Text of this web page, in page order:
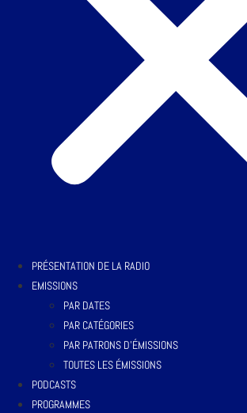
PRÉSENTATION DE LA RADIO
EMISSIONS
PAR DATES
PAR CATÉGORIES
PAR PATRONS D’ÉMISSIONS
TOUTES LES ÉMISSIONS
PODCASTS
PROGRAMMES